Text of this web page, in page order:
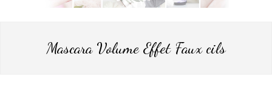
Mascara Volume Effet Faux cils